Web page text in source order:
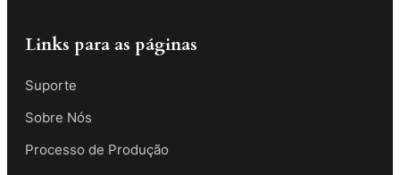
Links para as páginas
Suporte
Sobre Nós
Processo de Produção